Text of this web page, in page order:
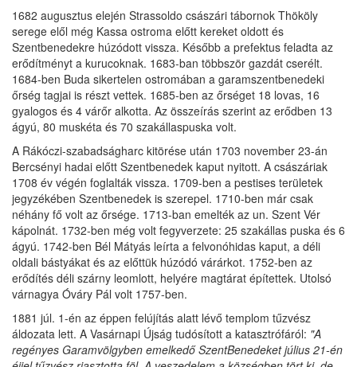
1682 augusztus elején Strassoldo császári tábornok Thököly
serege elől még Kassa ostroma előtt kereket oldott és
Szentbenedekre húzódott vissza. Később a prefektus feladta az
erődítményt a kurucoknak. 1683-ban többször gazdát cserélt.
1684-ben Buda sikertelen ostromában a garamszentbenedeki
őrség tagjai is részt vettek. 1685-ben az őrséget 18 lovas, 16
gyalogos és 4 várőr alkotta. Az összeírás szerint az erődben 13
ágyú, 80 muskéta és 70 szakállaspuska volt.
A Rákóczi-szabadságharc kitörése után 1703 november 23-án
Bercsényi hadai előtt Szentbenedek kaput nyitott. A császáriak
1708 év végén foglalták vissza. 1709-ben a pestises területek
jegyzékében Szentbenedek is szerepel. 1710-ben már csak
néhány fő volt az őrsége. 1713-ban emelték az un. Szent Vér
kápolnát. 1732-ben még volt fegyverzete: 25 szakállas puska és 6
ágyú. 1742-ben Bél Mátyás leírta a felvonóhidas kaput, a déli
oldali bástyákat és az előttük húzódó várárkot. 1752-ben az
erődítés déli szárny leomlott, helyére magtárat építettek. Utolsó
várnagya Óváry Pál volt 1757-ben.
1881 júl. 1-én az éppen felújítás alatt lévő templom tűzvész
áldozata lett. A Vasárnapi Újság tudósított a katasztrófáról: "A
regényes Garamvölgyben emelkedő SzentBenedeket július 21-én